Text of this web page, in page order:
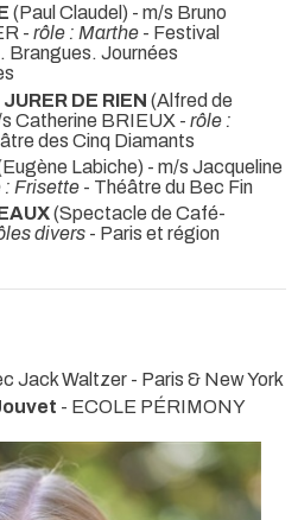
(Paul Claudel) - m/s Bruno
- rôle : Marthe - Festival
Brangues. Journées
DE RIEN (Alfred de
Catherine BRIEUX - rôle :
des Cinq Diamants
Labiche) - m/s Jacqueline
: Frisette - Théâtre du Bec Fin
(Spectacle de Café-
divers - Paris et région
Jack Waltzer - Paris & New York
- ECOLE PÉRIMONY